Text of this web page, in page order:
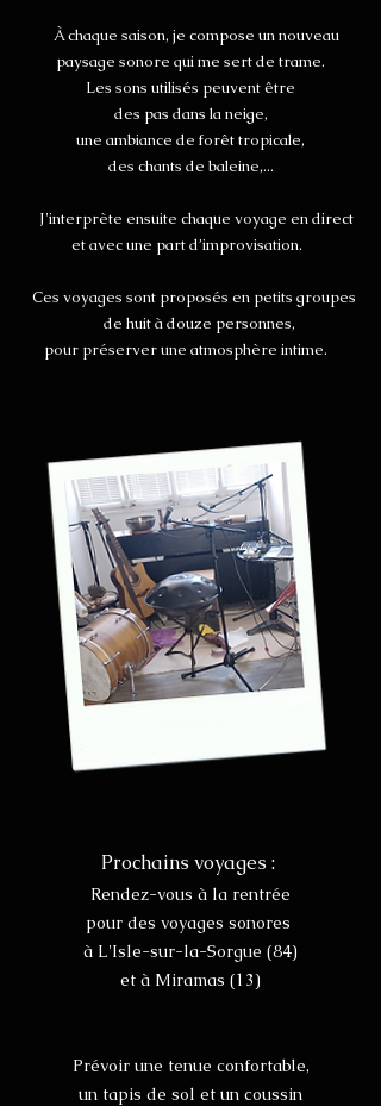
À chaque saison, je compose un nouveau
paysage sonore qui me sert de trame.
Les sons utilisés peuvent être
des pas dans la neige,
une ambiance de forêt tropicale,
des chants de baleine,...
J'interprète ensuite chaque voyage en direct
et avec une part d’improvisation.
Ces voyages sont proposés en petits groupes
de huit à douze personnes,
pour préserverune atmosphère intime.
Prochains voyages :
​Rendez-vous à la rentrée
pour des voyages sonores ​​
à L'Isle-sur-la-Sorgue (84)
et à Miramas (13)
Prévoir une tenue confortable,
un tapis de sol et un coussin